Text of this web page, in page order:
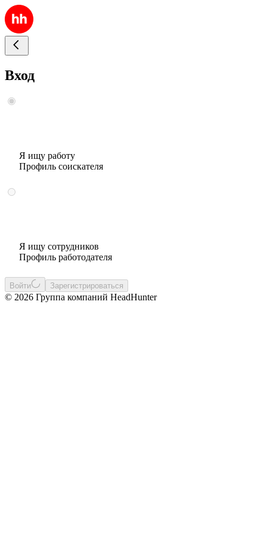
Вход
Я ищу работу
Профиль соискателя
Я ищу сотрудников
Профиль работодателя
Войти Зарегистрироваться
© 2026 Группа компаний HeadHunter